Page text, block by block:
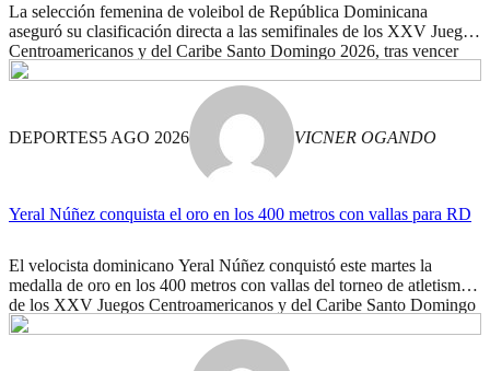
La selección femenina de voleibol de República Dominicana
aseguró su clasificación directa a las semifinales de los XXV Juegos
Centroamericanos y del Caribe Santo Domingo 2026, tras vencer
este martes a Puerto Rico en cuatro parciales y finalizar invicta la
fase de grupos con récord de 3-0. Las Reinas del Caribe se
impusieron con parciales […]
DEPORTES5 AGO 2026 VICNER OGANDO
Yeral Núñez conquista el oro en los 400 metros con vallas para RD
El velocista dominicano Yeral Núñez conquistó este martes la
medalla de oro en los 400 metros con vallas del torneo de atletismo
de los XXV Juegos Centroamericanos y del Caribe Santo Domingo
2026, al imponerse con un tiempo de 48.29 segundos. Con este
resultado, el pupilo del doble medallista olímpico y mundial Félix